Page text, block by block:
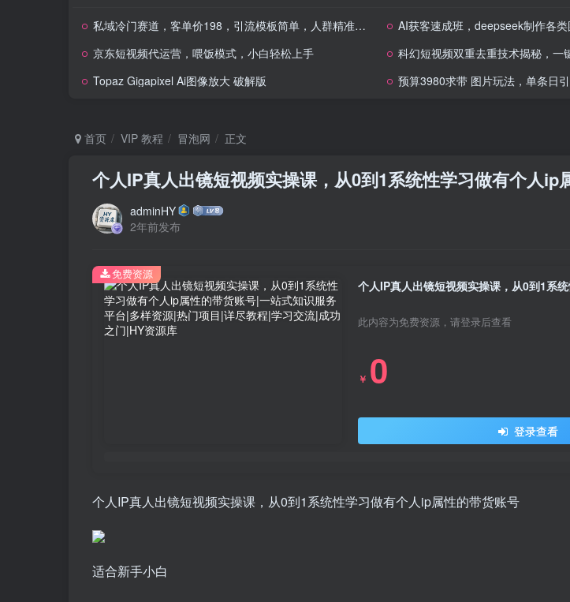
私域冷门赛道，客单价198，引流模板简单，人群精准，转化45%，单人一天大概收益1k AI获客速成班，deepseek制作各类图文、视频内容，
京东短视频代运营，喂饭模式，小白轻松上手
科幻短视频双重去重技术揭秘，一键发布多
Topaz Gigapixel Ai图像放大 破解版
预算3980求带 图片玩法，单条日引流500+精
首页 VIP 教程 冒泡网 正文
个人IP真人出镜短视频实操课，从0到1系统性学习做有个人ip
adminHY
2年前发布
此内容为免费资源，请登录后查看
￥ 0
登录查看
免费资源
个人IP真人出镜短视频实操课，从0到1系统性学习做有个人ip属性的带货账号
适合新手小白